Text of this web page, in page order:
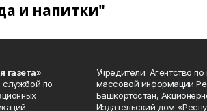
и напитки"
газета»
службой по
Учредители: Агентство
массовой информации
Башкортостан,
Издательский дом